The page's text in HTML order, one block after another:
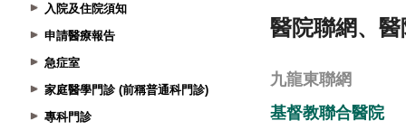
入院及住院須知
申請醫療報告
急症室
家庭醫學門診 (前稱普通科門診)
專科門診